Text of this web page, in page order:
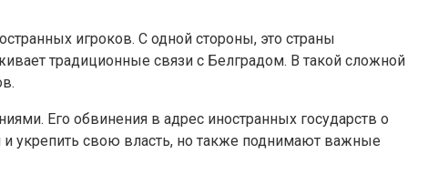
игроков. С одной стороны, это страны
традиционные связи с Белградом. В такой сложной
Его обвинения в адрес иностранных государств о
укрепить свою власть, но также поднимают важные